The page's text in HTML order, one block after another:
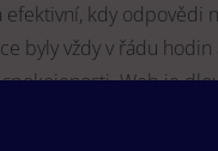
efektivní, kdy odpovědi
byly vždy v řádu hodin
Web je
průběžně